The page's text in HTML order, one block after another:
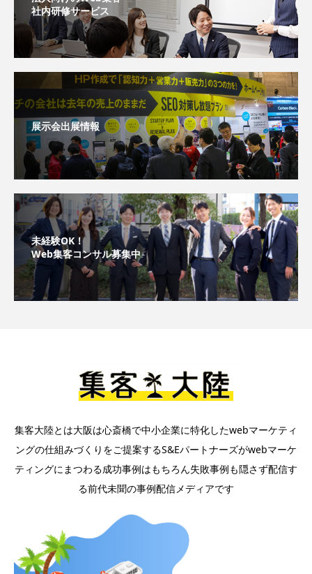
社内研修サービス
展示会出展情報
未経験OK！
Web集客コンサル募集中
集客大陸とは大阪は心斎橋で中小企業に特化したwebマーケティ
ングの仕組みづくりをご提案するS&Eパートナーズがwebマーケ
ティングにまつわる成功事例はもちろん失敗事例も隠さず配信す
る前代未聞の事例配信メディアです